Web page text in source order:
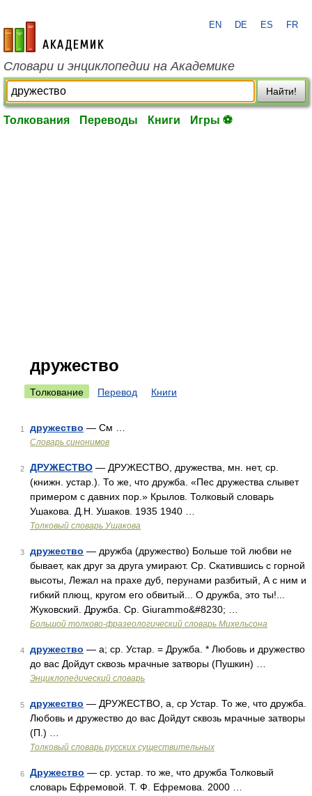
academic.ru
EN DE ES FR
Словари и энциклопедии на Академике
Найти!
Толкования Переводы Книги Игры ⚽
дружество
Толкование Перевод Книги
1 дружество — См …
Словарь синонимов
2 ДРУЖЕСТВО — ДРУЖЕСТВО, дружества, мн. нет, ср.
(книжн. устар.). То же, что дружба. «Пес дружества слывет
примером с давних пор.» Крылов. Толковый словарь
Ушакова. Д.Н. Ушаков. 1935 1940 …
Толковый словарь Ушакова
3 дружество — дружба (дружество) Больше той любви не
бывает, как друг за друга умирают. Ср. Скатившись с горной
высоты, Лежал на прахе дуб, перунами разбитый, А с ним и
гибкий плющ, кругом его обвитый... О дружба, это ты!...
Жуковский. Дружба. Ср. Giurammo&#8230; …
Большой толково-фразеологический словарь Михельсона
4 дружество — а; ср. Устар. = Дружба. * Любовь и дружество
до вас Дойдут сквозь мрачные затворы (Пушкин) …
Энциклопедический словарь
5 дружество — ДРУЖЕСТВО, а, cр Устар. То же, что дружба.
Любовь и дружество до вас Дойдут сквозь мрачные затворы
(П.) …
Толковый словарь русских существительных
6 Дружество — ср. устар. то же, что дружба Толковый
словарь Ефремовой. Т. Ф. Ефремова. 2000 …